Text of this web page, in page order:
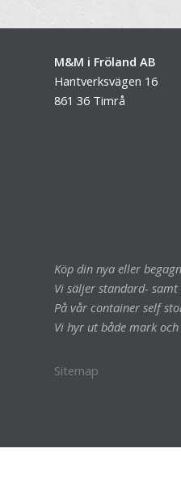
M&M i Fröland AB
Hantverksvägen 16
861 36 Timrå
Köp din nya eller
Vi säljer standard-
På vår container self
Vi hyr ut både mark
Sitemap